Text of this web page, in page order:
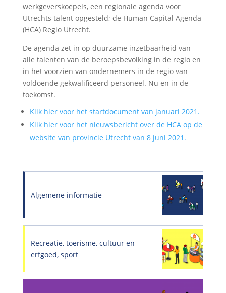
werkgeverskoepels, een regionale agenda voor
Utrechts talent opgesteld; de Human Capital Agenda
(HCA) Regio Utrecht.
De agenda zet in op duurzame inzetbaarheid van
alle talenten van de beroepsbevolking in de regio en
in het voorzien van ondernemers in de regio van
voldoende gekwalificeerd personeel. Nu en in de
toekomst.
Klik hier voor het startdocument van januari 2021.
Klik hier voor het nieuwsbericht over de HCA op de
website van provincie Utrecht van 8 juni 2021.
Algemene informatie
Recreatie, toerisme, cultuur en
erfgoed, sport